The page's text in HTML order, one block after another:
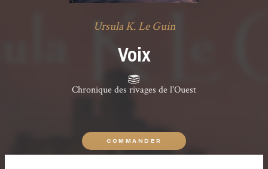
Ursula K. Le Guin
Voix
Chronique des rivages de l'Ouest
COMMANDER